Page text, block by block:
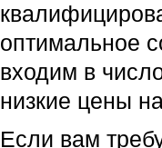
оптимальное
входим в
низкие цены
Если вам